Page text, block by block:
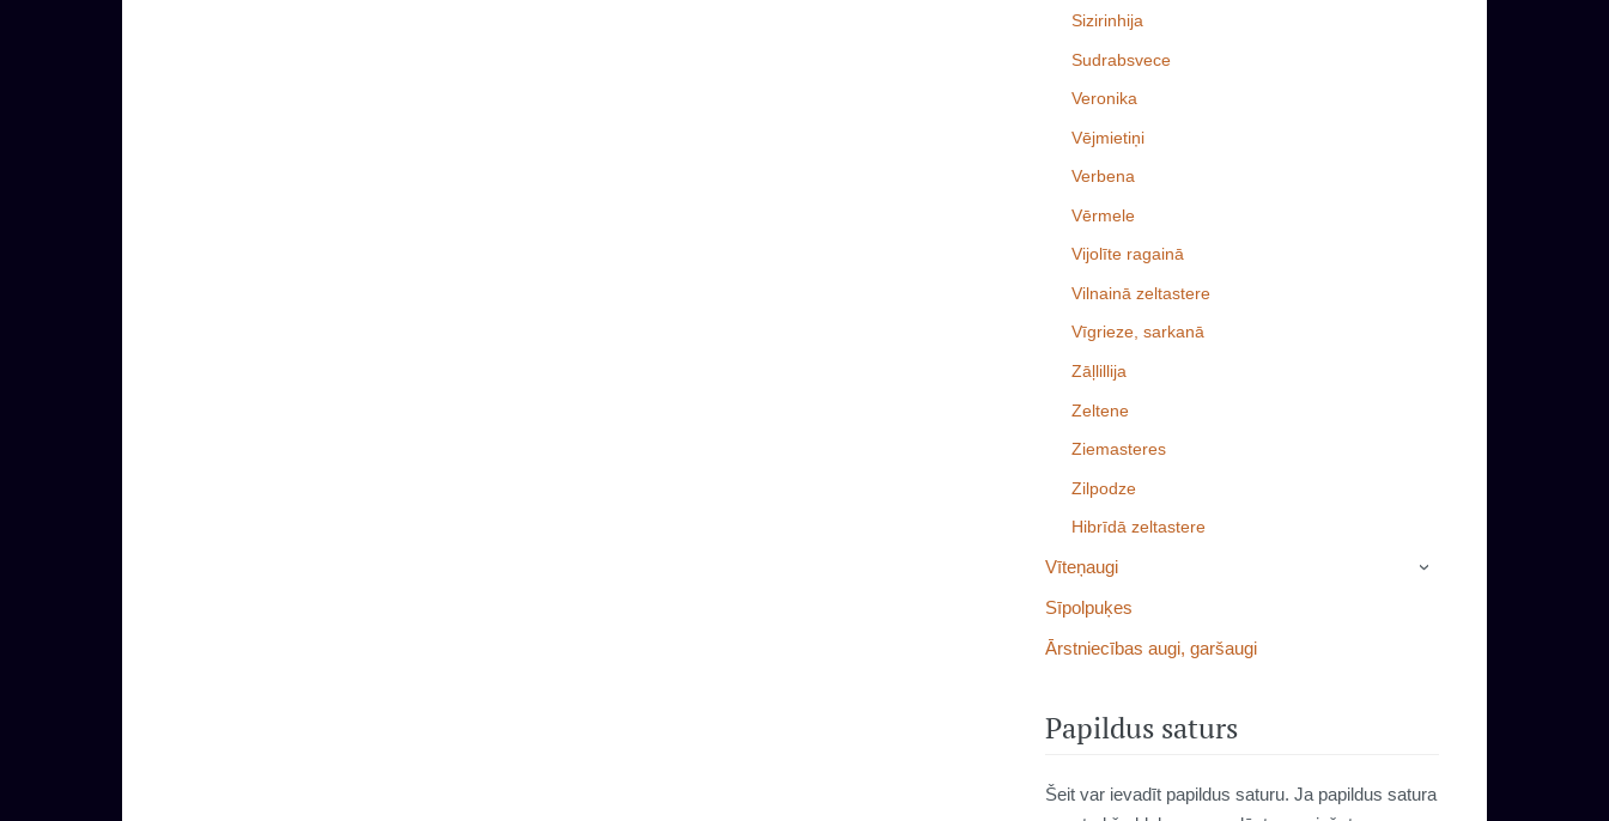
Sizirinhija
Sudrabsvece
Veronika
Vējmietiņi
Verbena
Vērmele
Vijolīte ragainā
Vilnainā zeltastere
Vīgrieze, sarkanā
Zāļlillija
Zeltene
Ziemasteres
Zilpodze
Hibrīdā zeltastere
Vīteņaugi ›
Sīpolpuķes
Ārstniecības augi, garšaugi
Papildus saturs
Šeit var ievadīt papildus saturu. Ja papildus satura